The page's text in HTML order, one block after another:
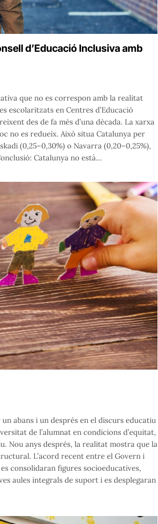
d’Educació Inclusiva amb
que no es correspon amb la realitat
escolaritzats en Centres d’Educació
des de fa més d’una dècada. La xarxa
no es redueix. Això situa Catalunya per
(0,25–0,30%) o Navarra (0,20–0,25%),
Catalunya no està…
abans i un després en el discurs educatiu
de l’alumnat en condicions d’equitat,
Nou anys després, la realitat mostra que la
L’acord recent entre el Govern i
consolidaran figures socioeducatives,
aules integrals de suport i es desplegaran